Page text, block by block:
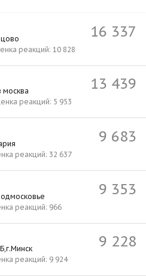
16 337
реакций 10 828
13 439
москва
реакций 5 953
9 683
реакций 32 637
9 353
реакций 966
9 228
реакций 9 924